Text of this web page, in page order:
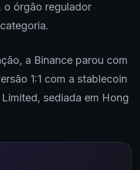
o órgão regulador
a Binance parou com
1:1 com a stablecoin
sediada em Hong